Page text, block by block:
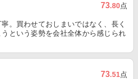
73.80点
。買わせておしまいではなく、長く
という姿勢を会社全体から感じられ
73.51点